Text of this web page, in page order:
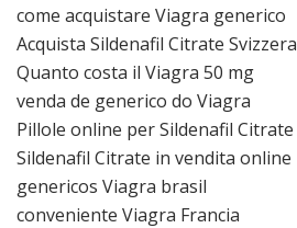
come acquistare Viagra generico
Acquista Sildenafil Citrate Svizzera
Quanto costa il Viagra 50 mg
venda de generico do Viagra
Pillole online per Sildenafil Citrate
Sildenafil Citrate in vendita online
genericos Viagra brasil
conveniente Viagra Francia